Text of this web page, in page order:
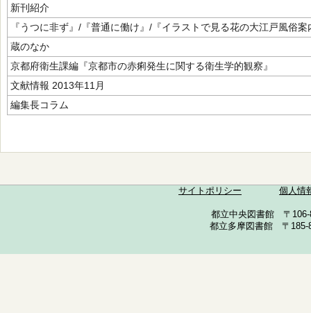
新刊紹介
『うつに非ず』/『普通に働け』/『イラストで見る花の大江戸風俗案
蔵のなか
京都府衛生課編『京都市の赤痢発生に関する衛生学的観察』
文献情報 2013年11月
編集長コラム
サイトポリシー 個人情
都立中央図書館 〒
都立多摩図書館 〒185-